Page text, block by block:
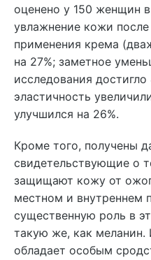
оценено у 150 женщин
увлажнение кожи
применения крема
на 27%; заметное
исследования достигло
эластичность
улучшился на 26%.
Кроме того, получены
свидетельствующие о
защищают кожу от
местном и внутреннем
существенную роль в
такую же, как меланин.
обладает особым